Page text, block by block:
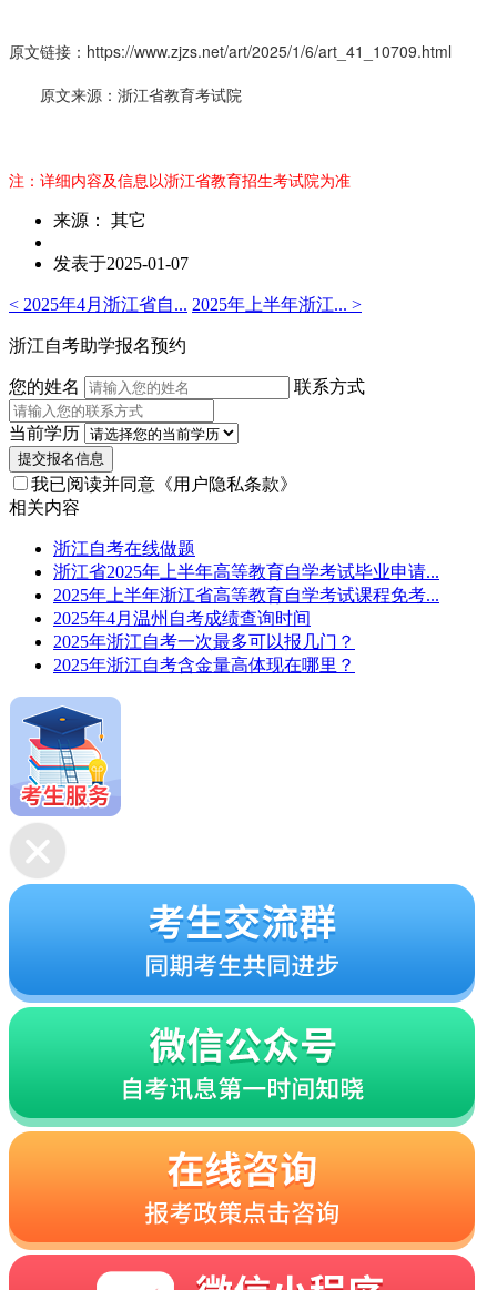
原文链接：https://www.zjzs.net/art/2025/1/6/art_41_10709.html
原文来源：浙江省教育考试院
注：详细内容及信息以浙江省教育招生考试院为准
来源： 其它
发表于2025-01-07
< 2025年4月浙江省自... 2025年上半年浙江... >
浙江自考助学报名预约
您的姓名 联系方式
当前学历
提交报名信息
我已阅读并同意 《用户隐私条款》
相关内容
浙江自考在线做题
浙江省2025年上半年高等教育自学考试毕业申请...
2025年上半年浙江省高等教育自学考试课程免考...
2025年4月温州自考成绩查询时间
2025年浙江自考一次最多可以报几门？
2025年浙江自考含金量高体现在哪里？